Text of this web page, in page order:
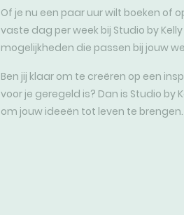
Of je nu een paar uur wilt boeken of
vaste dag per week bij Studio by
mogelijkheden die passen bij jouw
Ben jij klaar om te creëren op een
voor je geregeld is? Dan is Studio by
om jouw ideeën tot leven te brengen.